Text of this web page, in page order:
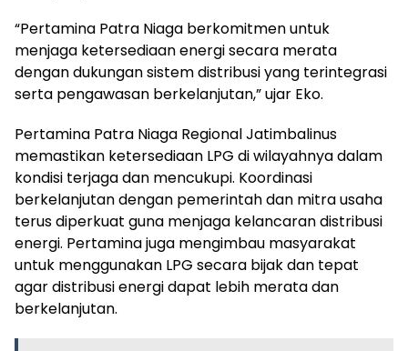
“Pertamina Patra Niaga berkomitmen untuk
menjaga ketersediaan energi secara merata
dengan dukungan sistem distribusi yang terintegrasi
serta pengawasan berkelanjutan,” ujar Eko.
Pertamina Patra Niaga Regional Jatimbalinus
memastikan ketersediaan LPG di wilayahnya dalam
kondisi terjaga dan mencukupi. Koordinasi
berkelanjutan dengan pemerintah dan mitra usaha
terus diperkuat guna menjaga kelancaran distribusi
energi. Pertamina juga mengimbau masyarakat
untuk menggunakan LPG secara bijak dan tepat
agar distribusi energi dapat lebih merata dan
berkelanjutan.